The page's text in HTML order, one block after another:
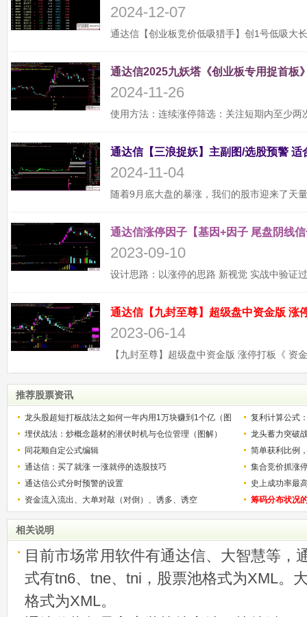
2024-12-07
通达信2025九妖塔《创业板专用捉首板
2024-11-26
2024-11-04
通达信涨停因子【基因+因子 尾盘阴线
2023-09-10
2023-06-14
推荐股票资讯
龙头股超短打板战法之如何一年内用1万块赚到1个亿（图
解）
复利计算公式
少？
埋伏战法：炒概念题材的潜伏时机与仓位管理（图解）
龙头蓄力突破
的技巧（图解
同花顺自定公式编辑
简单获利比例
用
通达信：买了就涨 一涨就停的选股技巧
集合竞价抓涨
通达信公式分时预警的设置
史上成功率最
称选股法宝！
资金流入流出、大单对敲（对倒）、诱多、诱空 筹码分布状况
相关说明
目前市场常用软件有通达信、大智慧等，
式有tn6、tne、tni，股票池格式为XML。
格式为XML。